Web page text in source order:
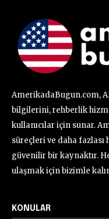
AmerikadaBugun.com,
bilgilerini, rehberlik
kullanıcılar için sunar.
süreçleri ve daha
güvenilir bir kaynaktır.
ulaşmak için bizimle
KONULAR